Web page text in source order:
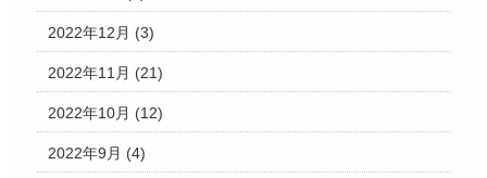
2022年12月 (3)
2022年11月 (21)
2022年10月 (12)
2022年9月 (4)